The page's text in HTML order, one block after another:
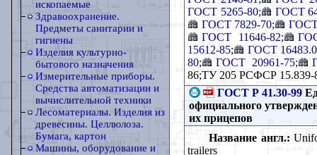
ископаемые
Здравоохранение.
Предметы санитарии и
гигиены
Изделия культурно-
бытового назначения
Измерительные приборы.
Средства автоматизации и
вычислительной техники
Лесоматериалы. Изделия из
древесины. Целлюлоза.
Бумага, картон
Машины, оборудование и
ГОСТ 5265-80;
ГОСТ
ГОСТ 7829-70;
ГОСТ
ГОСТ 11646-82;
15612-85;
ГОСТ
80; ГОСТ 20961-75;
86;ТУ 205 РСФСР
ГОСТ Р 41.30-99
официального
их прицепов
Название англ.:
trailers